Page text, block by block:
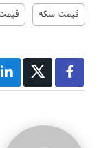
قیمت سکه